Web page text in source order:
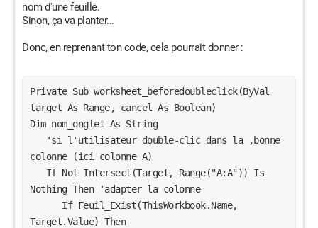
nom d'une feuille.
Sinon, ça va planter...
Donc, en reprenant ton code, cela pourrait donner :
Private Sub worksheet_beforedoubleclick(ByVal
target As Range, cancel As Boolean)
Dim nom_onglet As String
colonne (ici colonne A)
Nothing Then 'adapter la colonne
Target.Value) Then